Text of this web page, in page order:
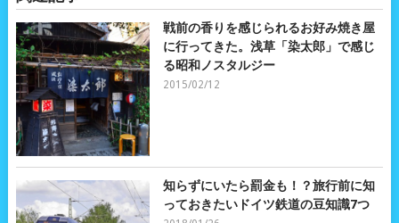
戦前の香りを感じられるお好み焼き屋
に行ってきた。浅草「染太郎」で感じ
る昭和ノスタルジー
2015/02/12
知らずにいたら罰金も！？旅行前に知
っておきたいドイツ鉄道の豆知識7つ